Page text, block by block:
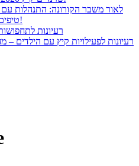
לאור משבר הקורונה: התנהלות
4 טיפים למסע שופינג חכם!
רעיונות
רעיונות לפעילויות קיץ עם הילדים –